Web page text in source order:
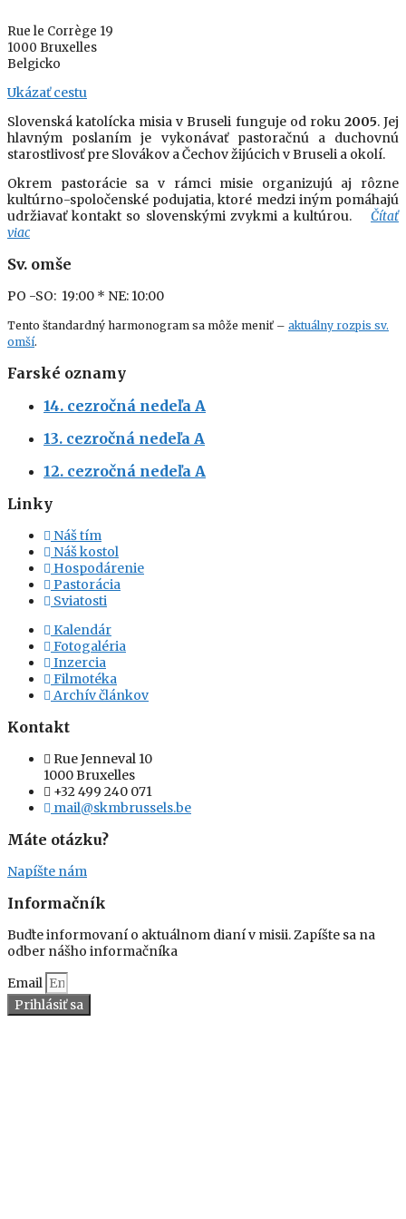
Rue le Corrège 19
1000 Bruxelles
Belgicko
Ukázať cestu
Slovenská katolícka misia v Bruseli funguje od roku 2005. Jej
hlavným poslaním je vykonávať pastoračnú a duchovnú
starostlivosť pre Slovákov a Čechov žijúcich v Bruseli a okolí.
Okrem pastorácie sa v rámci misie organizujú aj rôzne
kultúrno-spoločenské podujatia, ktoré medzi iným pomáhajú
udržiavať kontakt so slovenskými zvykmi a kultúrou. Čítať
viac
Sv. omše
PO -SO: 19:00 * NE: 10:00
Tento štandardný harmonogram sa môže meniť – aktuálny rozpis sv.
omší.
Farské oznamy
14. cezročná nedeľa A
13. cezročná nedeľa A
12. cezročná nedeľa A
Linky
Náš tím
Náš kostol
Hospodárenie
Pastorácia
Sviatosti
Kalendár
Fotogaléria
Inzercia
Filmotéka
Archív článkov
Kontakt
Rue Jenneval 10
1000 Bruxelles
+32 499 240 071
mail@skmbrussels.be
Máte otázku?
Napíšte nám
Informačník
Buďte informovaní o aktuálnom dianí v misii. Zapíšte sa na
odber nášho informačníka
Email
Prihlásiť sa